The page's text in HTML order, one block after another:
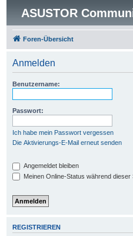
ASUSTOR
Foren-Übersicht
Anmelden
Benutzername:
Passwort:
Ich habe mein Passwort vergessen
Die Aktivierungs-E-Mail erneut senden
Angemeldet bleiben
Meinen Online-Status während
REGISTRIEREN